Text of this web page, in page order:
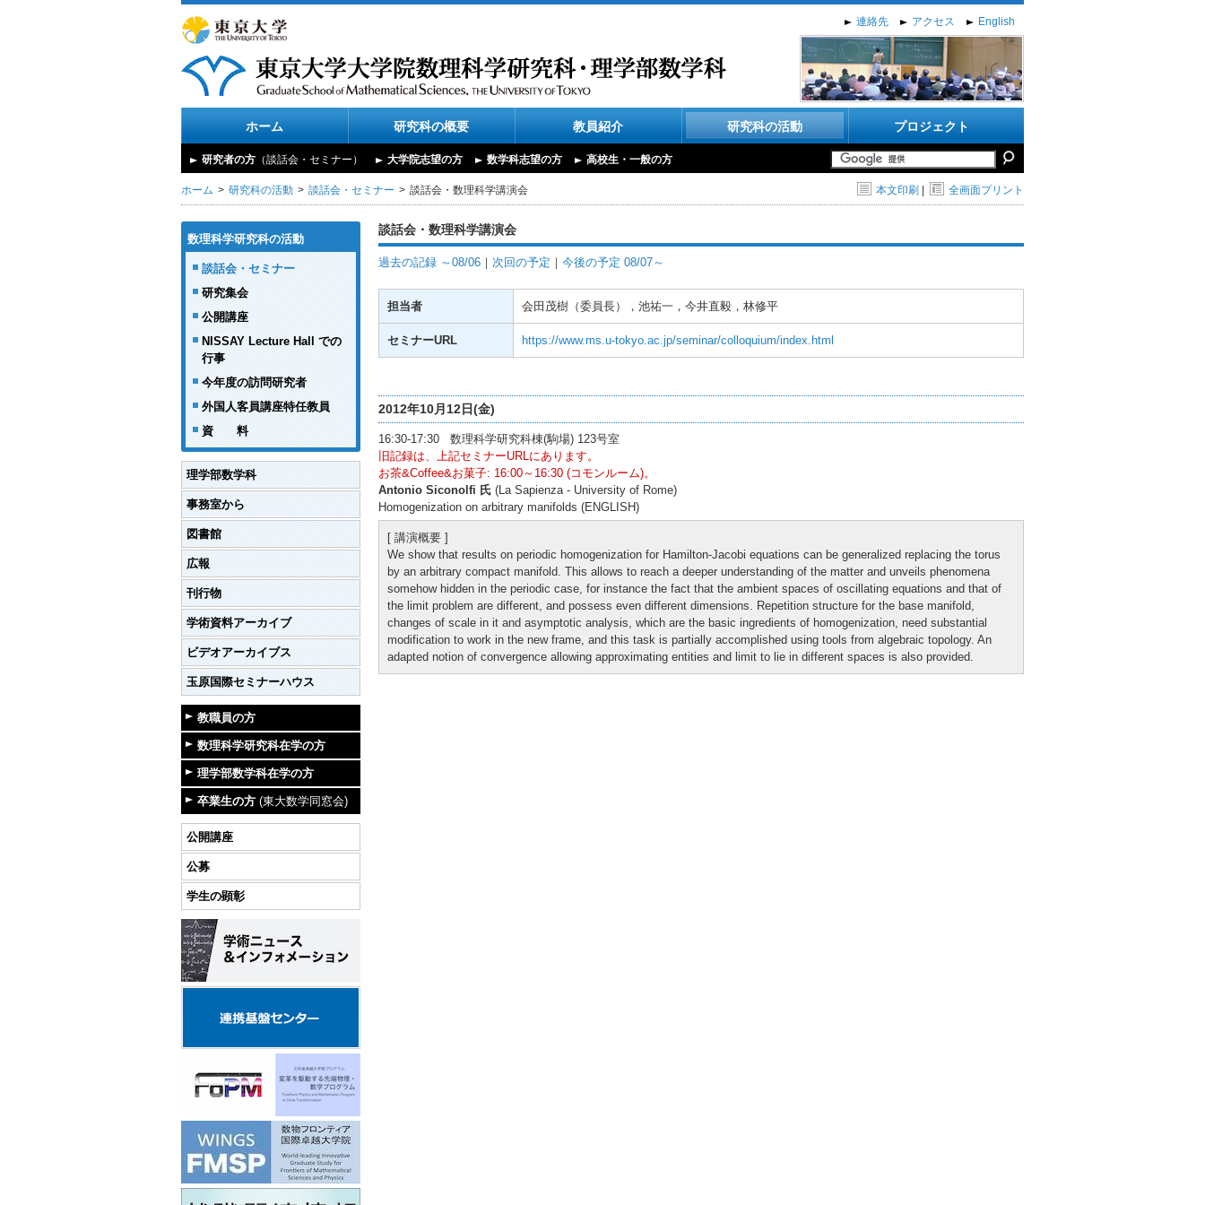
連絡先 アクセス English
ホーム 研究科の概要 教員紹介 研究科の活動 プロジェクト
研究者の方 （談話会・セミナー） 大学院志望の方 数学科志望の方 高校生・一般の方
ホーム 研究科の活動 談話会・セミナー 談話会・数理科学講演会 本文印刷 全画面プリント
数理科学研究科の活動
談話会・セミナー
研究集会
公開講座
NISSAY Lecture Hall での
行事
今年度の訪問研究者
外国人客員講座特任教員
資 料
理学部数学科
事務室から
図書館
広報
刊行物
学術資料アーカイブ
ビデオアーカイブス
玉原国際セミナーハウス
教職員の方
数理科学研究科在学の方
理学部数学科在学の方
卒業生の方 (東大数学同窓会)
公開講座
公募
学生の顕彰
談話会・数理科学講演会
過去の記録 ～08/06 ｜ 次回の予定 ｜ 今後の予定 08/07～
担当者 会田茂樹（委員長），池祐一，今井直毅，林修平
セミナーURL https://www.ms.u-tokyo.ac.jp/seminar/colloquium/index.html
2012年10月12日(金)
16:30-17:30 数理科学研究科棟(駒場) 123号室
旧記録は、上記セミナーURLにあります。
お茶&Coffee&お菓子: 16:00～16:30 (コモンルーム)。
Antonio Siconolfi 氏 (La Sapienza - University of Rome)
Homogenization on arbitrary manifolds (ENGLISH)
[ 講演概要 ]
We show that results on periodic homogenization for Hamilton-Jacobi equations can be generalized replacing the torus
by an arbitrary compact manifold. This allows to reach a deeper understanding of the matter and unveils phenomena
somehow hidden in the periodic case, for instance the fact that the ambient spaces of oscillating equations and that of
the limit problem are different, and possess even different dimensions. Repetition structure for the base manifold,
changes of scale in it and asymptotic analysis, which are the basic ingredients of homogenization, need substantial
modification to work in the new frame, and this task is partially accomplished using tools from algebraic topology. An
adapted notion of convergence allowing approximating entities and limit to lie in different spaces is also provided.